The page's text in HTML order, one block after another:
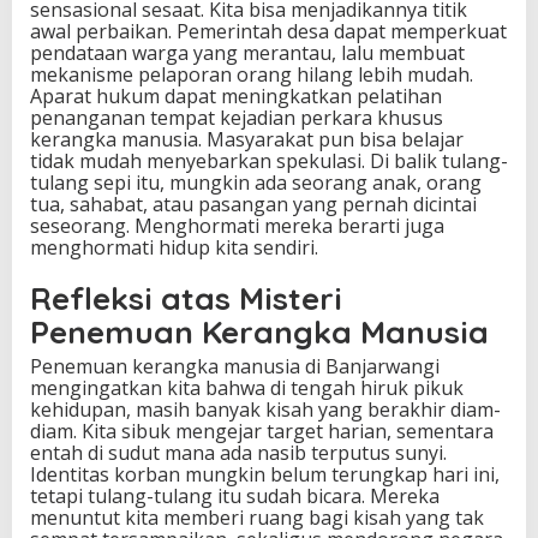
sensasional sesaat. Kita bisa menjadikannya titik
awal perbaikan. Pemerintah desa dapat memperkuat
pendataan warga yang merantau, lalu membuat
mekanisme pelaporan orang hilang lebih mudah.
Aparat hukum dapat meningkatkan pelatihan
penanganan tempat kejadian perkara khusus
kerangka manusia. Masyarakat pun bisa belajar
tidak mudah menyebarkan spekulasi. Di balik tulang-
tulang sepi itu, mungkin ada seorang anak, orang
tua, sahabat, atau pasangan yang pernah dicintai
seseorang. Menghormati mereka berarti juga
menghormati hidup kita sendiri.
Refleksi atas Misteri
Penemuan Kerangka Manusia
Penemuan kerangka manusia di Banjarwangi
mengingatkan kita bahwa di tengah hiruk pikuk
kehidupan, masih banyak kisah yang berakhir diam-
diam. Kita sibuk mengejar target harian, sementara
entah di sudut mana ada nasib terputus sunyi.
Identitas korban mungkin belum terungkap hari ini,
tetapi tulang-tulang itu sudah bicara. Mereka
menuntut kita memberi ruang bagi kisah yang tak